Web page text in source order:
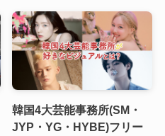
韓国4大芸能事務所(SM・
JYP・YG・HYBE)フリー